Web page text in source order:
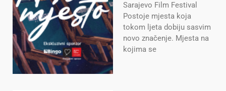
Sarajevo Film Festival
Postoje mjesta koja
tokom ljeta dobiju sasvim
novo značenje. Mjesta na
kojima se